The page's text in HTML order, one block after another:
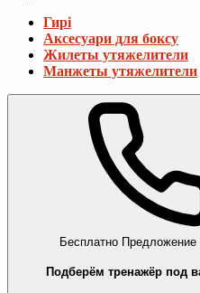
Гирі
Аксесуари для боксу
Жилеты утяжелители
Манжеты утяжелители
Бесплатно Предложение
Подберём тренажёр под